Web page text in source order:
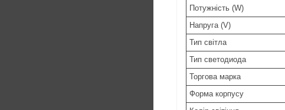
Потужність (W)
Напруга (V)
Тип світла
Тип светодиода
Торгова марка
Форма корпусу